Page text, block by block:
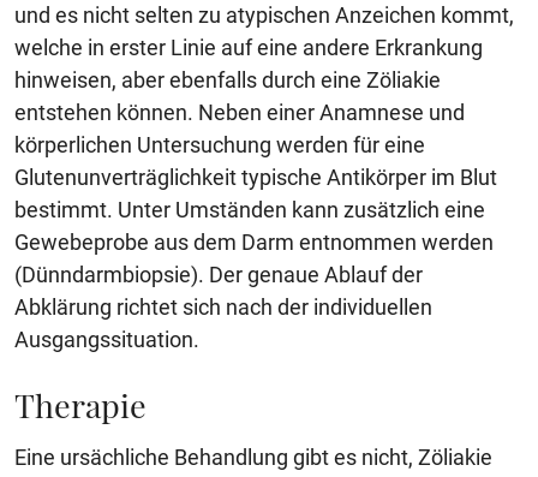
und es nicht selten zu atypischen Anzeichen kommt,
welche in erster Linie auf eine andere Erkrankung
hinweisen, aber ebenfalls durch eine Zöliakie
entstehen können. Neben einer Anamnese und
körperlichen Untersuchung werden für eine
Glutenunverträglichkeit typische Antikörper im Blut
bestimmt. Unter Umständen kann zusätzlich eine
Gewebeprobe aus dem Darm entnommen werden
(Dünndarmbiopsie). Der genaue Ablauf der
Abklärung richtet sich nach der individuellen
Ausgangssituation.
Therapie
Eine ursächliche Behandlung gibt es nicht, Zöliakie